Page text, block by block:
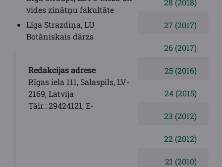
27 (2017)
26 (2017)
25 (2016)
24 (2015)
23 (2012)
22 (2012)
21 (2010)
vides zinātņu fakultāte
Līga Strazdiņa, LU
Botāniskais dārzs
Redakcijas adrese
Rīgas iela 111, Salaspils, LV-
2169, Latvija
Tālr.: 29424121, E-